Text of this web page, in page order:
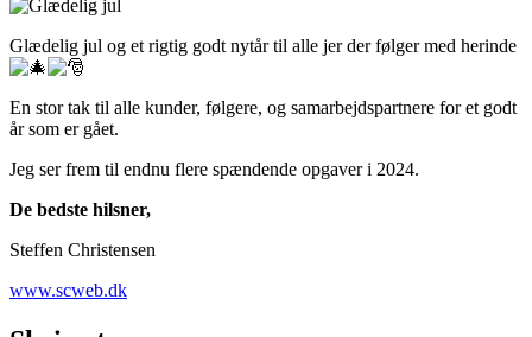
Glædelig jul og et rigtig godt nytår til alle jer der følger med herinde
En stor tak til alle kunder, følgere, og samarbejdspartnere for et godt
år som er gået.
Jeg ser frem til endnu flere spændende opgaver i 2024.
De bedste hilsner,
Steffen Christensen
www.scweb.dk